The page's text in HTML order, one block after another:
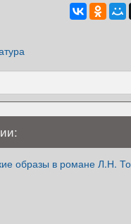
образы в романе Л.Н.